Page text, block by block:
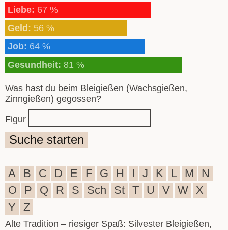
Liebe: 67 %
Geld: 56 %
Job: 64 %
Gesundheit: 81 %
Was hast du beim Bleigießen (Wachsgießen,
Zinngießen) gegossen?
Figur
Suche starten
A B C D E F G H I J K L M
N
O
P Q R S Sch St T U V W X
Y
Z
Alte Tradition – riesiger Spaß: Silvester Bleigießen,